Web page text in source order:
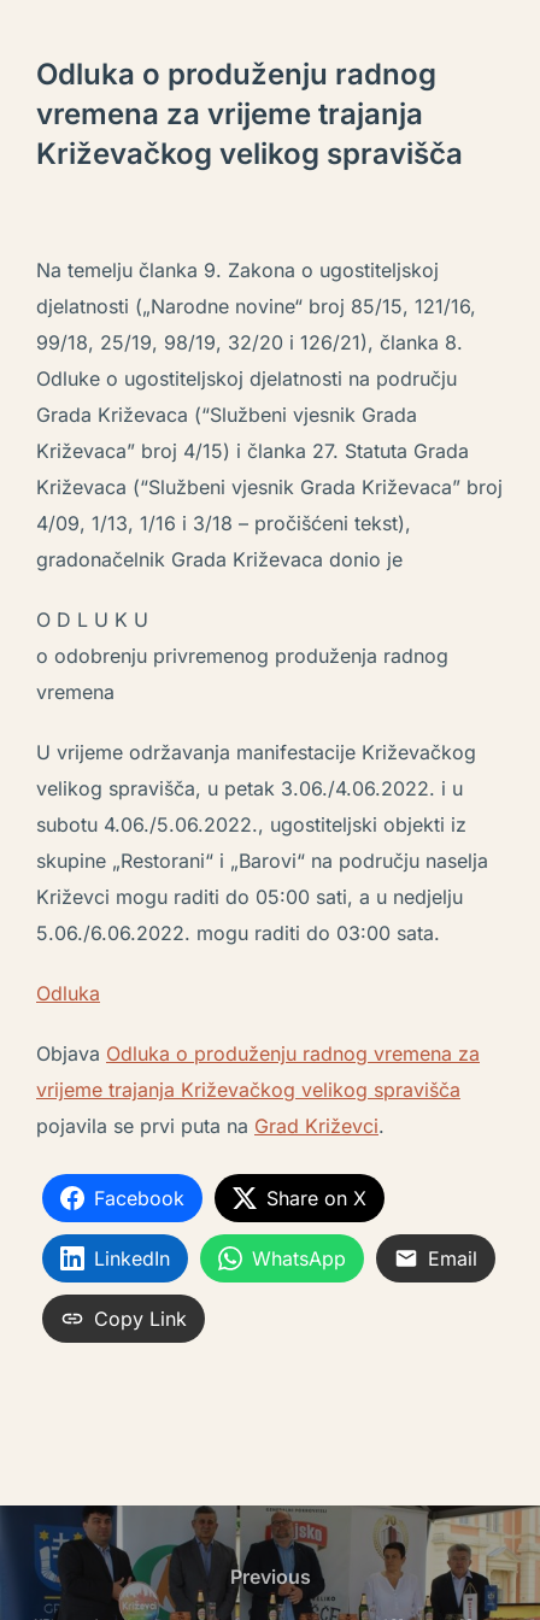
Odluka o produženju radnog
vremena za vrijeme trajanja
Križevačkog velikog spravišča
Na temelju članka 9. Zakona o ugostiteljskoj
djelatnosti („Narodne novine“ broj 85/15, 121/16,
99/18, 25/19, 98/19, 32/20 i 126/21), članka 8.
Odluke o ugostiteljskoj djelatnosti na području
Grada Križevaca (“Službeni vjesnik Grada
Križevaca” broj 4/15) i članka 27. Statuta Grada
Križevaca (“Službeni vjesnik Grada Križevaca” broj
4/09, 1/13, 1/16 i 3/18 – pročišćeni tekst),
gradonačelnik Grada Križevaca donio je
O D L U K U
o odobrenju privremenog produženja radnog
vremena
U vrijeme održavanja manifestacije Križevačkog
velikog spravišča, u petak 3.06./4.06.2022. i u
subotu 4.06./5.06.2022., ugostiteljski objekti iz
skupine „Restorani“ i „Barovi“ na području naselja
Križevci mogu raditi do 05:00 sati, a u nedjelju
5.06./6.06.2022. mogu raditi do 03:00 sata.
Odluka
Objava Odluka o produženju radnog vremena za
vrijeme trajanja Križevačkog velikog spravišča
pojavila se prvi puta na Grad Križevci.
Facebook Share on X
LinkedIn WhatsApp Email
Copy Link
Previous